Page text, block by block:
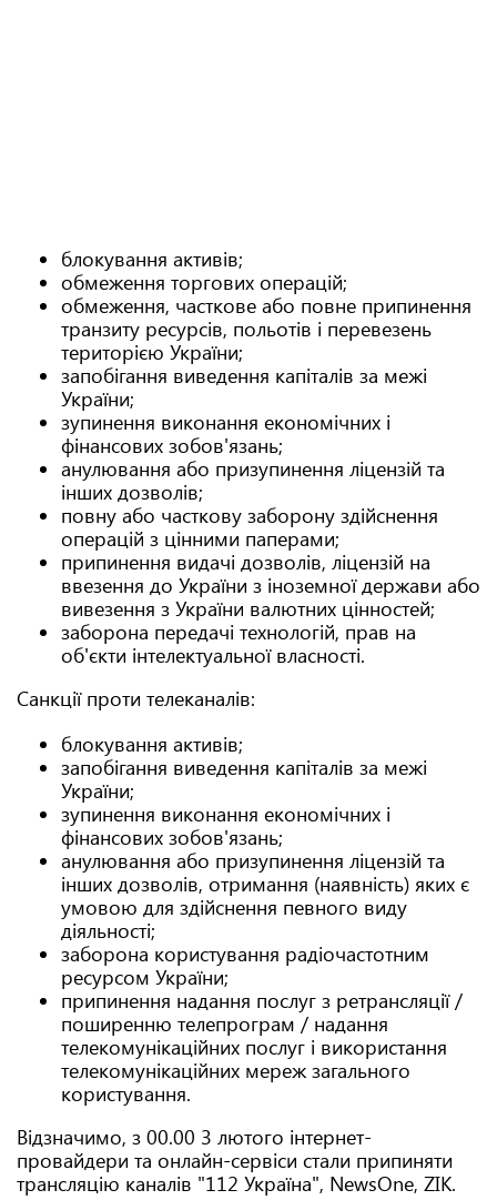
блокування активів;
обмеження торгових операцій;
обмеження, часткове або повне припинення
транзиту ресурсів, польотів і перевезень
територією України;
запобігання виведення капіталів за межі
України;
зупинення виконання економічних і
фінансових зобов'язань;
анулювання або призупинення ліцензій та
інших дозволів;
повну або часткову заборону здійснення
операцій з цінними паперами;
припинення видачі дозволів, ліцензій на
ввезення до України з іноземної держави або
вивезення з України валютних цінностей;
заборона передачі технологій, прав на
об'єкти інтелектуальної власності.
Санкції проти телеканалів:
блокування активів;
запобігання виведення капіталів за межі
України;
зупинення виконання економічних і
фінансових зобов'язань;
анулювання або призупинення ліцензій та
інших дозволів, отримання (наявність) яких є
умовою для здійснення певного виду
діяльності;
заборона користування радіочастотним
ресурсом України;
припинення надання послуг з ретрансляції /
поширенню телепрограм / надання
телекомунікаційних послуг і використання
телекомунікаційних мереж загального
користування.
Відзначимо, з 00.00 3 лютого інтернет-
провайдери та онлайн-сервіси стали припиняти
трансляцію каналів "112 Україна", NewsOne, ZIK.